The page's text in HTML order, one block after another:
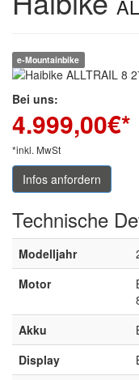
e-Mountainbike
Bei uns:
4.999,00€*
*inkl. MwSt
Infos anfordern
Technische
Modelljahr
Motor
Akku
Display